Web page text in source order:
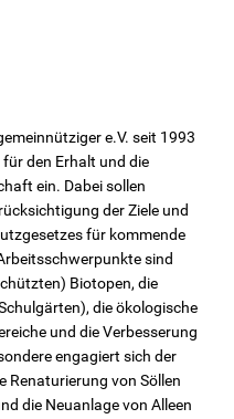
e.V. seit 1993
den Erhalt und die
ein. Dabei sollen
der Ziele und
für kommende
sind
Biotopen, die
die ökologische
und die Verbesserung
engagiert sich der
Renaturierung von Söllen
die Neuanlage von Alleen